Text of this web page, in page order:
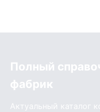
Полный
фабрик
Актуальный каталог